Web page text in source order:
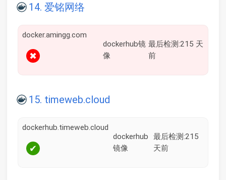
14. 爱铭网络
docker.amingg.com
✖
dockerhub镜
像
最后检测:215 天
前
15. timeweb.cloud
dockerhub.timeweb.cloud
✔
dockerhub
镜像
最后检测:215
天前